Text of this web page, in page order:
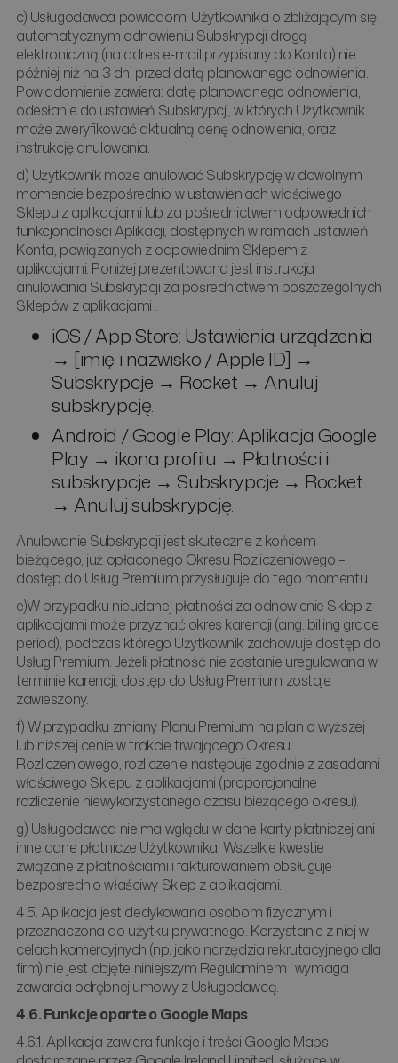
c) Usługodawca powiadomi Użytkownika o zbliżającym się
automatycznym odnowieniu Subskrypcji drogą
elektroniczną (na adres e-mail przypisany do Konta) nie
później niż na 3 dni przed datą planowanego odnowienia.
Powiadomienie zawiera: datę planowanego odnowienia,
odesłanie do ustawień Subskrypcji, w których Użytkownik
może zweryfikować aktualną cenę odnowienia, oraz
instrukcję anulowania.
d) Użytkownik może anulować Subskrypcję w dowolnym
momencie bezpośrednio w ustawieniach właściwego
Sklepu z aplikacjami lub za pośrednictwem odpowiednich
funkcjonalności Aplikacji, dostępnych w ramach ustawień
Konta, powiązanych z odpowiednim Sklepem z
aplikacjami. Poniżej prezentowana jest instrukcja
anulowania Subskrypcji za pośrednictwem poszczególnych
Sklepów z aplikacjami .
iOS / App Store: Ustawienia urządzenia
→ [imię i nazwisko / Apple ID] →
Subskrypcje → Rocket → Anuluj
subskrypcję.
Android / Google Play: Aplikacja Google
Play → ikona profilu → Płatności i
subskrypcje → Subskrypcje → Rocket
→ Anuluj subskrypcję.
Anulowanie Subskrypcji jest skuteczne z końcem
bieżącego, już opłaconego Okresu Rozliczeniowego –
dostęp do Usług Premium przysługuje do tego momentu.
e)W przypadku nieudanej płatności za odnowienie Sklep z
aplikacjami może przyznać okres karencji (ang. billing grace
period), podczas którego Użytkownik zachowuje dostęp do
Usług Premium. Jeżeli płatność nie zostanie uregulowana w
terminie karencji, dostęp do Usług Premium zostaje
zawieszony.
f) W przypadku zmiany Planu Premium na plan o wyższej
lub niższej cenie w trakcie trwającego Okresu
Rozliczeniowego, rozliczenie następuje zgodnie z zasadami
właściwego Sklepu z aplikacjami (proporcjonalne
rozliczenie niewykorzystanego czasu bieżącego okresu).
g) Usługodawca nie ma wglądu w dane karty płatniczej ani
inne dane płatnicze Użytkownika. Wszelkie kwestie
związane z płatnościami i fakturowaniem obsługuje
bezpośrednio właściwy Sklep z aplikacjami.
4.5. Aplikacja jest dedykowana osobom fizycznym i
przeznaczona do użytku prywatnego. Korzystanie z niej w
celach komercyjnych (np. jako narzędzia rekrutacyjnego dla
firm) nie jest objęte niniejszym Regulaminem i wymaga
zawarcia odrębnej umowy z Usługodawcą.
4.6. Funkcje oparte o Google Maps
4.6.1. Aplikacja zawiera funkcje i treści Google Maps